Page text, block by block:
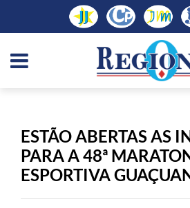
ESTÃO ABERTAS AS
PARA A 48ª
ESPORTIVA